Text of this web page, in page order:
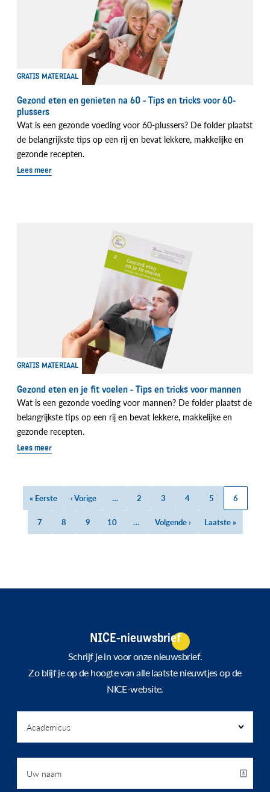
GRATIS MATERIAAL
Gezond eten en genieten na 60 - Tips en tricks voor 60-
plussers
Wat is een gezonde voeding voor 60-plussers? De folder plaatst
de belangrijkste tips op een rij en bevat lekkere, makkelijke en
gezonde recepten.
Lees meer
GRATIS MATERIAAL
Gezond eten en je fit voelen - Tips en tricks voor mannen
Wat is een gezonde voeding voor mannen? De folder plaatst de
belangrijkste tips op een rij en bevat lekkere, makkelijke en
gezonde recepten.
Lees meer
Paginatie
Eerste
pagina
« Eerste
Vorige
pagina
‹ Vorige … Page
2 Page
3 Page
4 Page
5
Huidige
pagina
6
Page
7 Page
8 Page
9 Page
10 …
Volgende
Volgende ›
Laatste
Laatste »
NICE-nieuwsbrief
Schrijf je in voor onze nieuwsbrief.
Zo blijf je op de hoogte van alle laatste nieuwtjes op de
NICE-website.